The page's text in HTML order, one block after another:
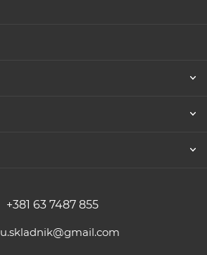
+381 63 7487 855
u.skladnik@gmail.com